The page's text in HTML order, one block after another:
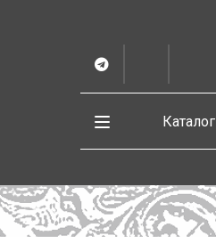
содержанию
Telegram
Vesbook
Каталог
Развернуть